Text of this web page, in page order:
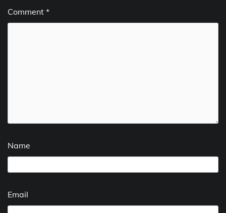
Comment *
Name
Email